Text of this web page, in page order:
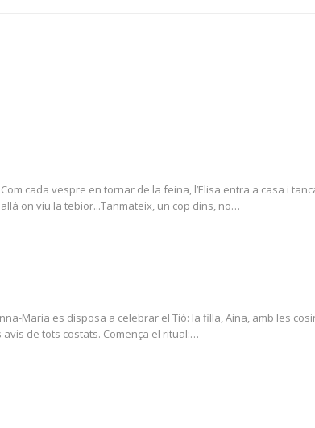
Com cada vespre en tornar de la feina, l’Elisa entra a casa i
on viu la tebior...Tanmateix, un cop dins, no…
Maria es disposa a celebrar el Tió: la filla, Aina, amb les
de tots costats. Comença el ritual:…